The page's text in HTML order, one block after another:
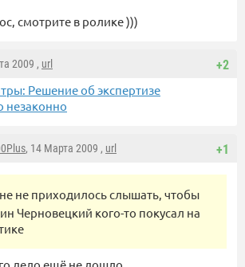
смотрите в ролике )))
+2
2009 , url
Решение об экспертизе
незаконно
+1
, 14 Марта 2009 , url
не приходилось слышать, чтобы
Черновецкий кого-то покусал на
дело ещё не дошло…